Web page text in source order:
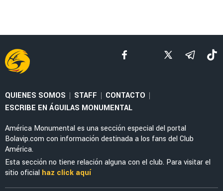
QUIENES SOMOS | STAFF | CONTACTO |
ESCRIBE EN ÁGUILAS MONUMENTAL
América Monumental es una sección especial del portal
Bolavip.com con información destinada a los fans del Club
América.
Esta sección no tiene relación alguna con el club. Para visitar el
sitio oficial haz click aquí